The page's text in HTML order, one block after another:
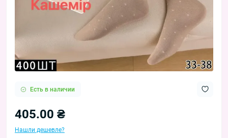
Есть в наличии
405.00 ₴
Нашли дешевле?